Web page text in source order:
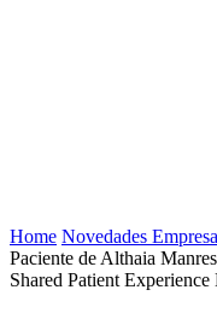
Home Novedades
Paciente de Althaia
Shared Patient